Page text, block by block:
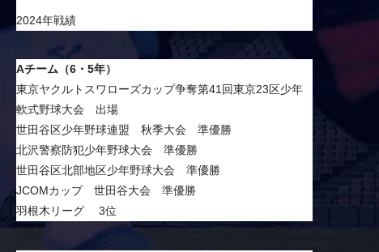
2024年戦績
Aチーム（6・5年）
東京ヤクルトスワローズカップ争奪第41回東京23区少年
軟式野球大会 出場
世田谷区少年野球連盟 秋季大会 準優勝
北沢警察防犯少年野球大会 準優勝
世田谷区北部地区少年野球大会 準優勝
JCOMカップ 世田谷大会 準優勝
羽根木リーグ 3位